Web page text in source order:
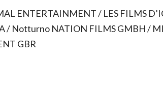
ENTERTAINMENT / LES FILMS
/ Notturno NATION FILMS GMBH /
GBR